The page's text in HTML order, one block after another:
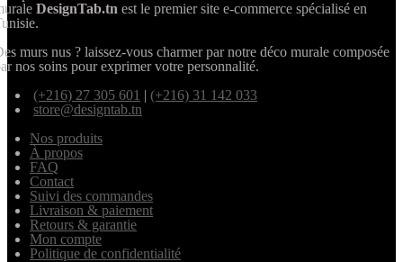
DesignTab.tn est le premier site e-commerce spécialisé en
murs nus ? laissez-vous charmer par notre déco murale composée
nos soins pour exprimer votre personnalité.
(+216) 27 305 601 | (+216) 31 142 033
store@designtab.tn
Nos produits
À propos
FAQ
Contact
Suivi des commandes
Livraison & paiement
Retours & garantie
Mon compte
Politique de confidentialité